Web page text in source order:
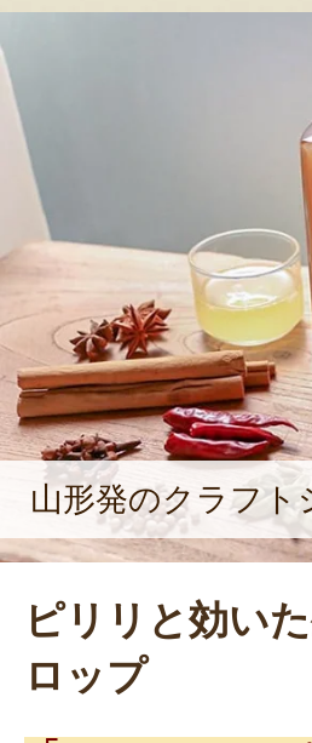
ちゃ豆の栽培に精
らげの栽培に参入
ラフトコーラ「
するなど、農業分
持続可能なエリア
を担う商品として
味しさ！」と自負
「YATA COLA」だ。
山形発のクラフト
ピリリと効い
ロップ